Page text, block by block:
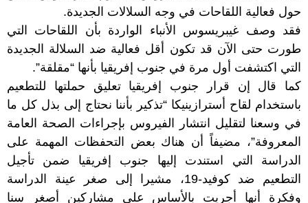
حول فعالية اللقاحات في وجه السلالات الجديدة.
فقد وصف غيبريسوس الأنباء الواردة بأن اللقاحات التي
طورت حتى الآن قد تكون أقل فعالية ضد السلالة الجديدة
التي اكتشفت أول مرة في جنوب إفريقيا بأنها “مقلقة”.
كما قال إن قرار جنوب إفريقيا تعليق حملتها للتطعيم
باستخدام لقاح أسترازينيكا “تذكير بأننا نحتاج إلى بذل كل ما
في وسعنا لتقليل انتشار الفيروس بإجراءات الصحة العامة
المعروفة”، مضيفاً أن هناك بعض التحفظات المهمة على
الدراسة التي استندت إليها جنوب إفريقيا ضمن تأجيل
التطعيم ضد كوفيد-19، مشيرا إلى صغر عينة الدراسة
وفكرة أنها أجريت بالأساس على مشاركين أصغر سنا